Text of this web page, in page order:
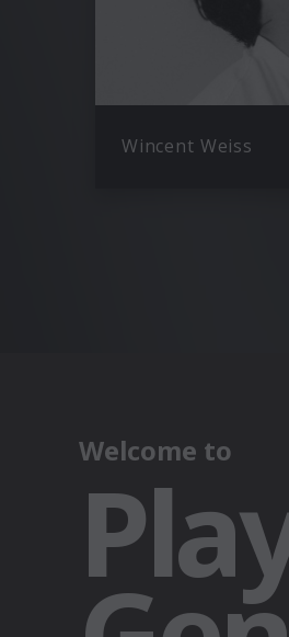
Wincent Weiss